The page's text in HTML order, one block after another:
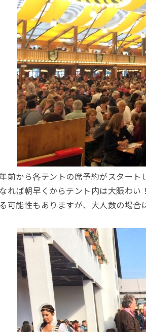
前から各テントの席予約がスター
れば朝早くからテント内は大賑わ
可能性もありますが、大人数の場合